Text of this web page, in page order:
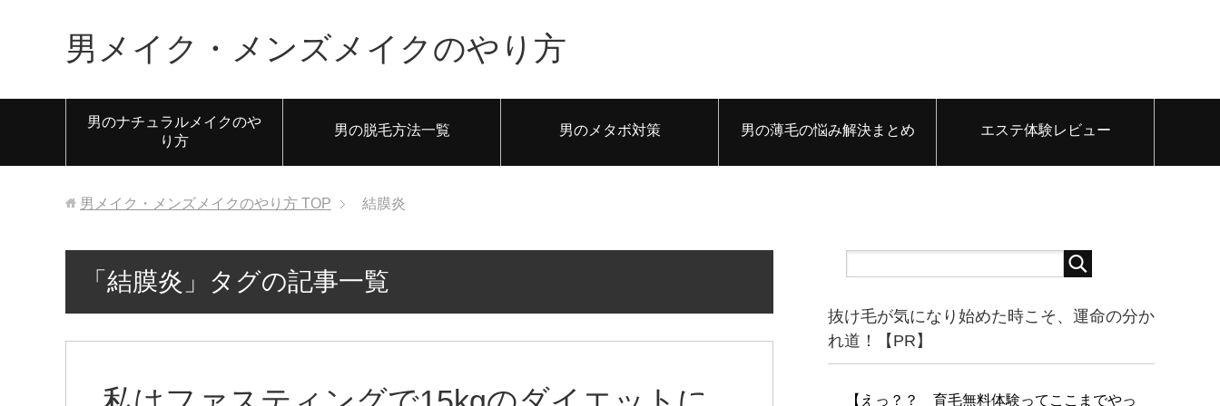
男メイク・メンズメイクのやり方
男のナチュラルメイクのや
り方
男の脱毛方法一覧 男のメタボ対策 男の薄毛の悩み解決まとめ エステ体験レビュー
男メイク・メンズメイクのやり方 TOP 結膜炎
「結膜炎」タグの記事一覧
抜け毛が気になり始めた時こそ、運命の分か
れ道！【PR】
【えっ？？ 育毛無料体験ってここまでやっ